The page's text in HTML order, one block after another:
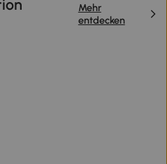
Mehr
entdecken